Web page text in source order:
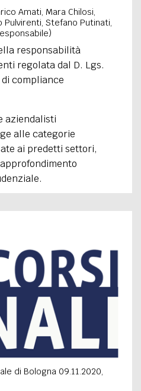
Amati, Mara Chilosi,
Pulvirenti, Stefano Putinati,
responsabilità
regolata dal D. Lgs.
di compliance
aziendalisti
alle categorie
ai predetti settori,
di Bologna 09.11.2020,